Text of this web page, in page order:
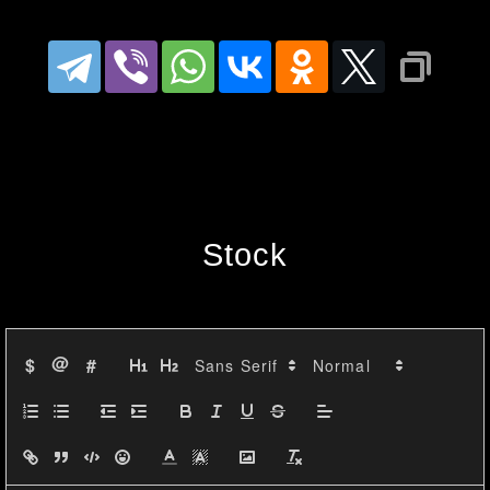
Анализ последних данных
показал, что акция в основном
некоторые колебания, цена
стабильной. Свечи показывают
сочетание "малых" ценовых
движений, что может указывать
на неопределенность среди
Stock
$ @ #